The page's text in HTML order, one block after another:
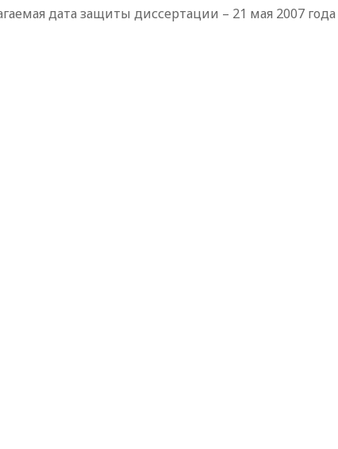
дата защиты диссертации – 21 мая 2007 года